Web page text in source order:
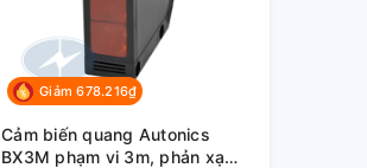
Giảm 678.216₫
Cảm biến quang Autonics
BX3M phạm vi 3m, phản xạ